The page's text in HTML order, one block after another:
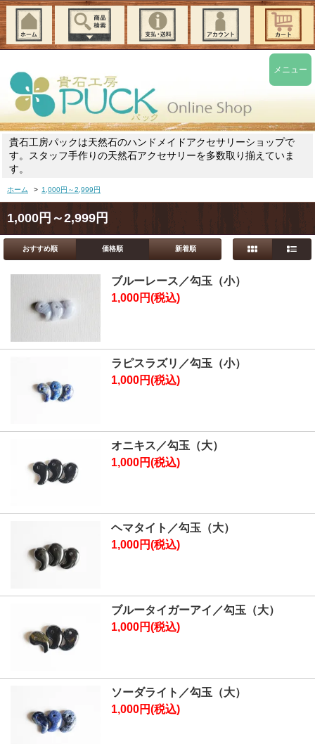
貴石工房パックは天然石のハンドメイドアクセサリーショップで
す。スタッフ手作りの天然石アクセサリーを多数取り揃えていま
す。
ホーム > 1,000円～2,999円
1,000円～2,999円
おすすめ順 価格順 新着順
ブルーレース／勾玉（小）
1,000円(税込)
ラピスラズリ／勾玉（小）
1,000円(税込)
オニキス／勾玉（大）
1,000円(税込)
ヘマタイト／勾玉（大）
1,000円(税込)
ブルータイガーアイ／勾玉（大）
1,000円(税込)
ソーダライト／勾玉（大）
1,000円(税込)
メニュー